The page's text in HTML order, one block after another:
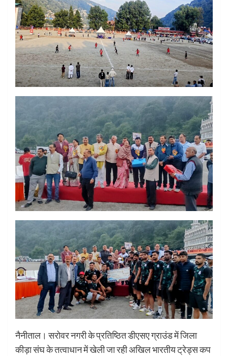
नैनीताल। सरोवर नगरी के प्रतिष्ठित डीएसए ग्राउंड में जिला
कीड़ा संघ के तत्वाधान में खेली जा रही अखिल भारतीय ट्रेड्स कप